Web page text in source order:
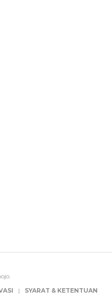
SYARAT & KETENTUAN